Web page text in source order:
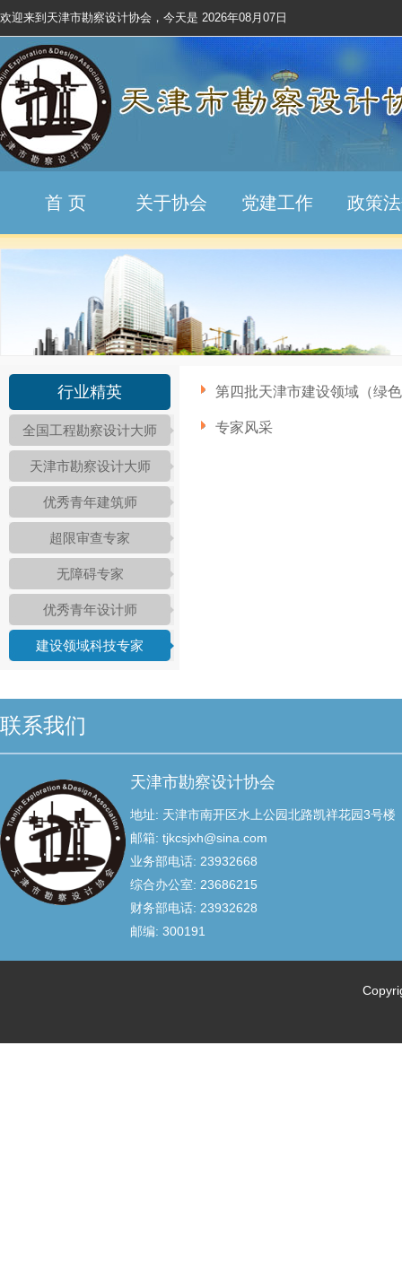
欢迎来到天津市勘察设计协会，今天是 2026年08月07日
首 页 关于协会 党建工作 政策
行业精英
全国工程勘察设计大师
天津市勘察设计大师
优秀青年建筑师
超限审查专家
无障碍专家
优秀青年设计师
建设领域科技专家
第四批天津市建设领域（绿
专家风采
联系我们
天津市勘察设计协会
地址: 天津市南开区水上公园北路凯祥花园3号楼
邮箱: tjkcsjxh@sina.com
业务部电话: 23932668
综合办公室: 23686215
财务部电话: 23932628
邮编: 300191